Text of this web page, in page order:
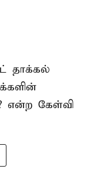
தாக்கல்
என்ற கேள்வி